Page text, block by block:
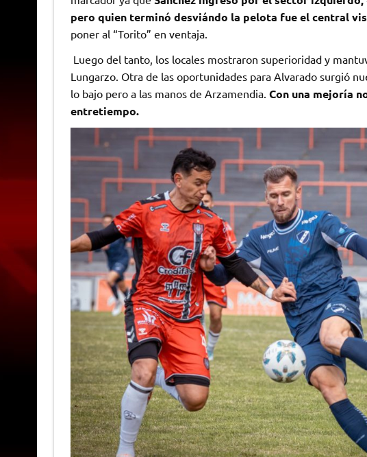
pero quien terminó desviándo la pelota fue el central
poner al “Torito” en ventaja.
Luego del tanto, los locales mostraron superioridad y
Lungarzo. Otra de las oportunidades para Alvarado surgió
lo bajo pero a las manos de Arzamendia. Con una mejoría
entretiempo.